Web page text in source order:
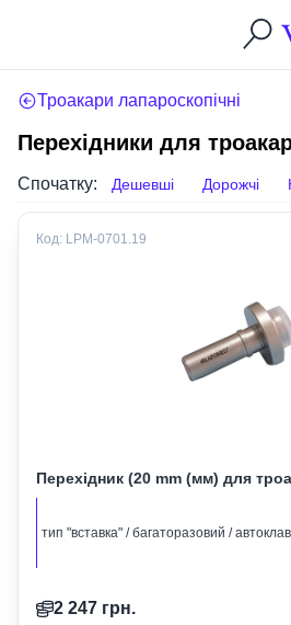
Троакари лапароскопічні
Перехідники для
Спочатку: Дешевші Дорожчі
Код: LPM-0701.19
Перехідник (20 mm (мм) для
тип "вставка" / багаторазовий /
2 247 грн.